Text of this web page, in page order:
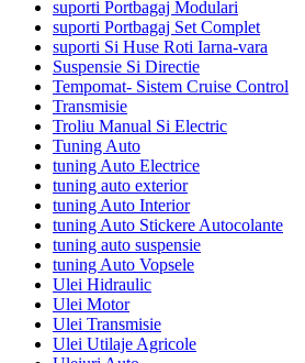
suporti Portbagaj Modulari
suporti Portbagaj Set Complet
suporti Si Huse Roti Iarna-vara
Suspensie Si Directie
Tempomat- Sistem Cruise Control
Transmisie
Troliu Manual Si Electric
Tuning Auto
tuning Auto Electrice
tuning auto exterior
tuning Auto Interior
tuning Auto Stickere Autocolante
tuning auto suspensie
tuning Auto Vopsele
Ulei Hidraulic
Ulei Motor
Ulei Transmisie
Ulei Utilaje Agricole